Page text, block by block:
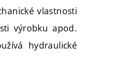
vlastnosti
výrobku apod.
hydraulické